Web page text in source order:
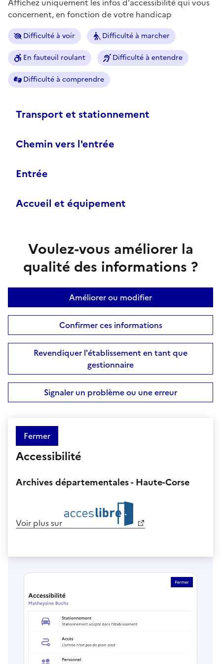
concernent, en fonction de votre handicap
Difficulté à voir Difficulté à marcher
En fauteuil roulant Difficulté à entendre
Difficulté à comprendre
Transport et stationnement
Chemin vers l'entrée
Entrée
Accueil et équipement
Voulez-vous améliorer la
qualité des informations ?
Améliorer ou modifier
Confirmer ces informations
Revendiquer l'établissement en tant que
gestionnaire
Signaler un problème ou une erreur
Fermer
Accessibilité
Archives départementales - Haute-Corse
Voir plus sur